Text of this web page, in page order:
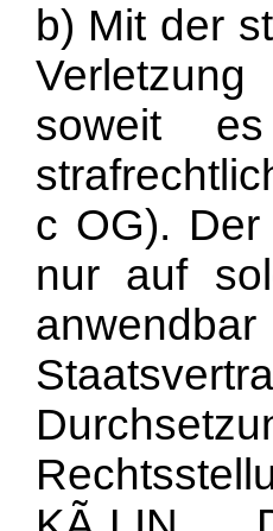
b) Mit der
soweit
c OG).
nur auf